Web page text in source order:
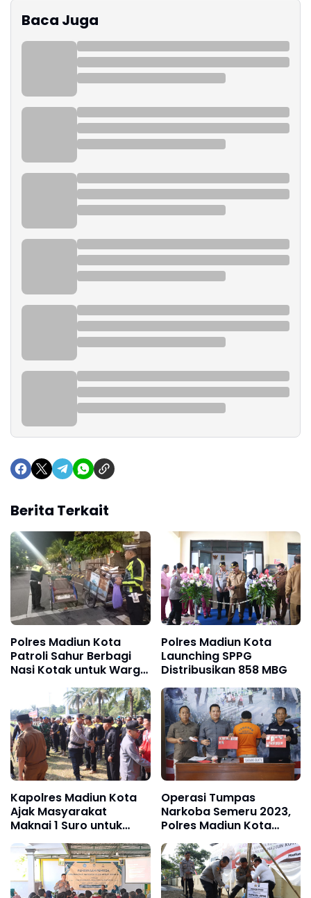
Baca Juga
Berita Terkait
Polres Madiun Kota
Patroli Sahur Berbagi
Nasi Kotak untuk Warga
Polres Madiun Kota
Launching SPPG
Distribusikan 858 MBG
Kapolres Madiun Kota
Ajak Masyarakat
Maknai 1 Suro untuk
Refleksi Diri Perkuat
Kerukunan
Operasi Tumpas
Narkoba Semeru 2023,
Polres Madiun Kota
Amankan Tersangka
Pengedar Sabu